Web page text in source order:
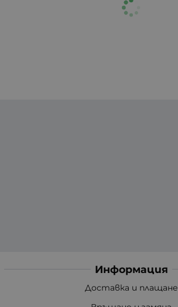
Информация
Доставка и плащане